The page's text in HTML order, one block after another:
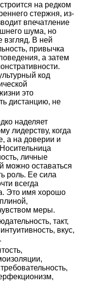
на редком
стержня, из-
впечатление
шума, но
взгляд. В ней
привычка
а затем
код
это
дистанцию, не
наделяет
лидерству, когда
а на доверии и
личные
можно оставаться
роль. Ее сила
всегда
Это имя хорошо
меры.
такт,
вкус,